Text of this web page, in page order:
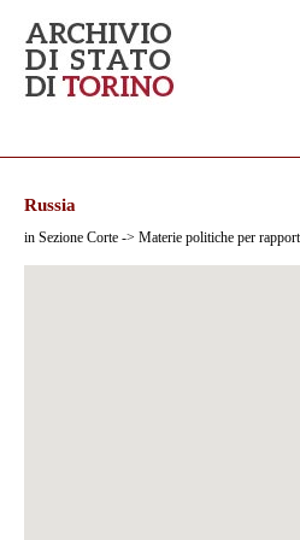
Russia
in Sezione Corte -> Materie politiche per